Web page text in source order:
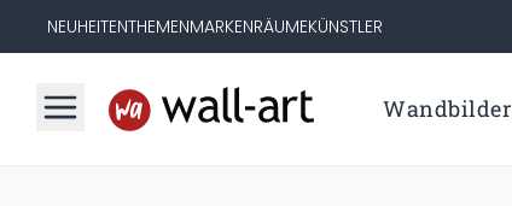
NEUHEITENTHEMENMARKENRÄUMEKÜNSTLER
Wandbilder